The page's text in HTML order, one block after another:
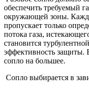
обеспечить требуемый
окружающей зоны.
пропускает только
потока газа,
становится
эффективность защиты.
сопло на большее.
Сопло выбирается в